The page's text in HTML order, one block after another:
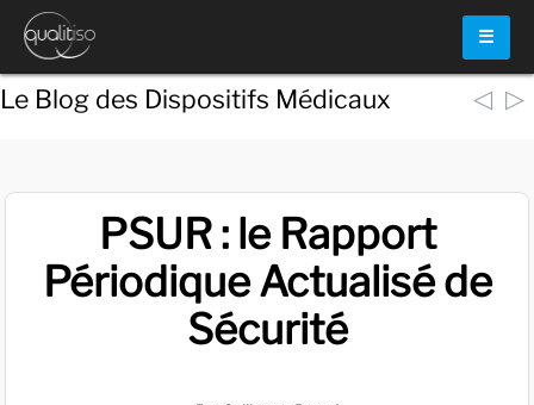
☰
Le Blog des Dispositifs Médicaux ◁ ▷
PSUR : le Rapport
Périodique Actualisé de
Sécurité